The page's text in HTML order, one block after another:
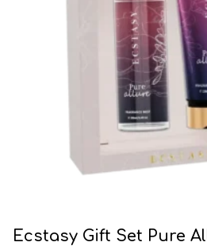
Ecstasy Gift Set Pure